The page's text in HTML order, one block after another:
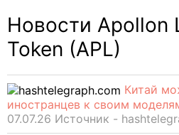
Новости Apollon
Token (APL)
Китай
иностранцев к своим
07.07.26 Источник -